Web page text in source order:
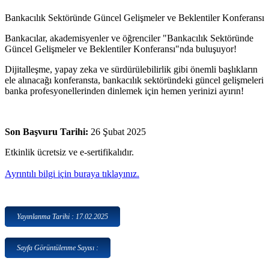
Bankacılık Sektöründe Güncel Gelişmeler ve Beklentiler Konferansı
Bankacılar, akademisyenler ve öğrenciler "Bankacılık Sektöründe
Güncel Gelişmeler ve Beklentiler Konferansı"nda buluşuyor!
Dijitalleşme, yapay zeka ve sürdürülebilirlik gibi önemli başlıkların
ele alınacağı konferansta, bankacılık sektöründeki güncel gelişmeleri
banka profesyonellerinden dinlemek için hemen yerinizi ayırın!
Son Başvuru Tarihi: 26 Şubat 2025
Etkinlik ücretsiz ve e-sertifikalıdır.
Ayrıntılı bilgi için buraya tıklayınız.
Yayınlanma Tarihi : 17.02.2025
Sayfa Görüntülenme Sayısı :